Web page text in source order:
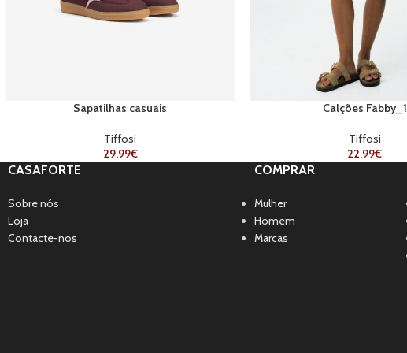
Sapatilhas casuais
Tiffosi
29.99€
Calções Fabby_1
Tiffosi
22.99€
CASAFORTE
Sobre nós
Loja
Contacte-nos
COMPRAR
Mulher
Homem
Marcas